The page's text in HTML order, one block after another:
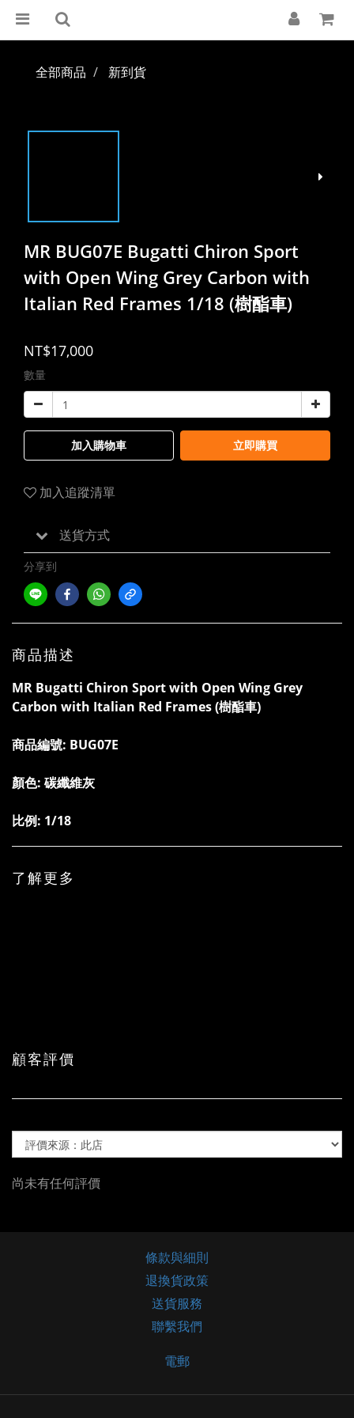
全部商品 新到貨
MR BUG07E Bugatti Chiron Sport
with Open Wing Grey Carbon with
Italian Red Frames 1/18 (樹酯車)
NT$17,000
數量
加入購物車 立即購買
加入追蹤清單
送貨方式
分享到
商品描述
MR Bugatti Chiron Sport with Open Wing Grey
Carbon with Italian Red Frames (樹酯車)
商品編號: BUG07E
顏色: 碳纖維灰
比例: 1/18
了解更多
顧客評價
尚未有任何評價
條款與細則
退換貨政策
送貨服務
聯繫我們
電郵